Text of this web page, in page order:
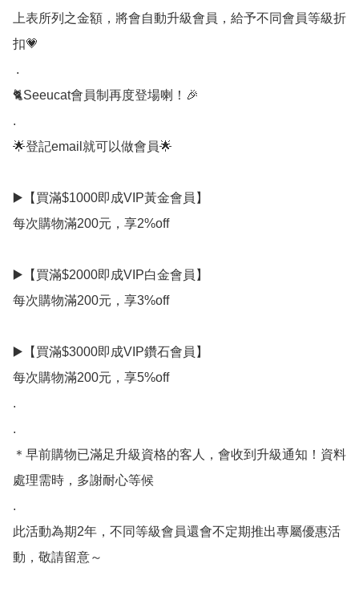
上表所列之金額，將會自動升級會員，給予不同會員等級折
扣💗
🐈Seeucat會員制再度登場喇！🎉
.
🌟登記email就可以做會員🌟
▶️【買滿$1000即成VIP黃金會員】
每次購物滿200元，享2%off
▶️【買滿$2000即成VIP白金會員】
每次購物滿200元，享3%off
▶️【買滿$3000即成VIP鑽石會員】
每次購物滿200元，享5%off
.
.
＊早前購物已滿足升級資格的客人，會收到升級通知！資料
處理需時，多謝耐心等候
.
此活動為期2年，不同等級會員還會不定期推出專屬優惠活
動，敬請留意～